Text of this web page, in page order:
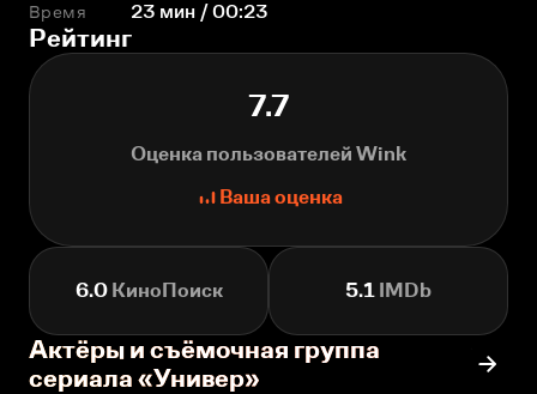
Время 23 мин / 00:23
Рейтинг
7.7
Оценка пользователей Wink
Ваша оценка
6.0КиноПоиск 5.1 IMDb
Актёры и съёмочная группа
сериала «Универ»